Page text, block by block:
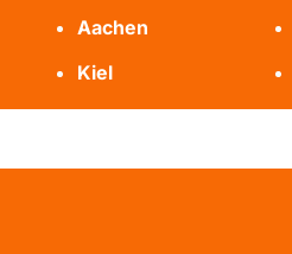
Aachen
Kiel